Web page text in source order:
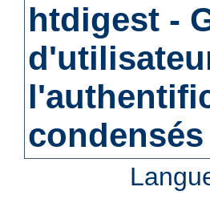
htdigest -
condensés